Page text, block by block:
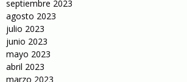
septiembre 2023
agosto 2023
julio 2023
junio 2023
mayo 2023
abril 2023
marzo 2023